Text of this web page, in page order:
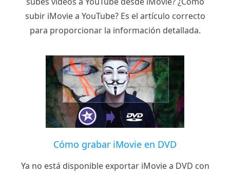
subir iMovie a YouTube? Es el artículo correcto
para proporcionar la información detallada.
Cómo grabar iMovie en DVD
Ya no está disponible exportar iMovie a DVD con